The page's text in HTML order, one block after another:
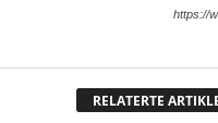
https://
RELATERTE